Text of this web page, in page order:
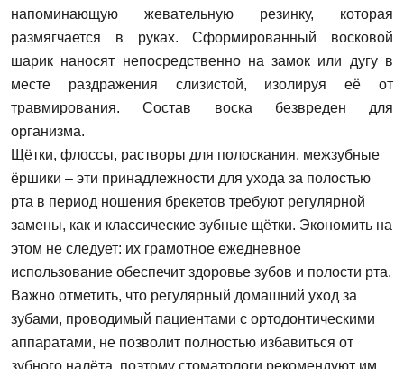
напоминающую жевательную резинку, которая
размягчается в руках. Сформированный восковой
шарик наносят непосредственно на замок или дугу в
месте раздражения слизистой, изолируя её от
травмирования. Состав воска безвреден для
организма.
Щётки, флоссы, растворы для полоскания, межзубные
ёршики – эти принадлежности для ухода за полостью
рта в период ношения брекетов требуют регулярной
замены, как и классические зубные щётки. Экономить на
этом не следует: их грамотное ежедневное
использование обеспечит здоровье зубов и полости рта.
Важно отметить, что регулярный домашний уход за
зубами, проводимый пациентами с ортодонтическими
аппаратами, не позволит полностью избавиться от
зубного налёта, поэтому стоматологи рекомендуют им
Запись на прием
Имя
Задать вопрос
Телефон
E-mail